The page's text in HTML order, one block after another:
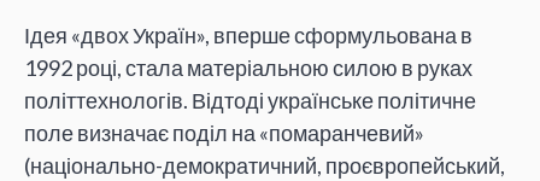
Ідея «двох Україн», вперше сформульована в
1992 році, стала матеріальною силою в руках
політтехнологів. Відтоді українське політичне
поле визначає поділ на «помаранчевий»
(національно-демократичний, проєвропейський,